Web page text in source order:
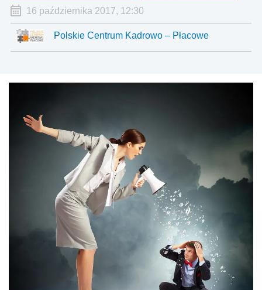
16 października 2017, 12:30
Polskie Centrum Kadrowo – Płacowe